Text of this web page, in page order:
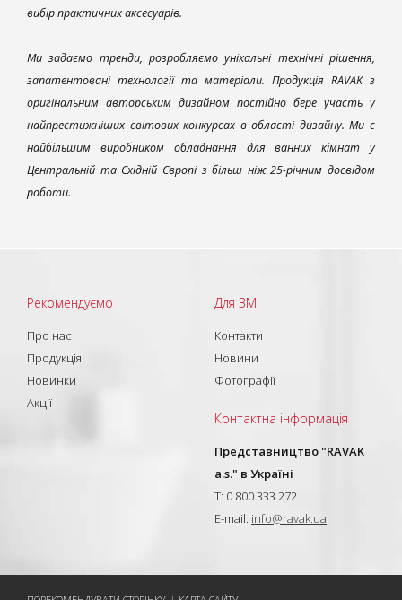
вибір практичних аксесуарів.
Ми задаємо тренди, розробляємо унікальні технічні рішення,
запатентовані технології та матеріали. Продукція RAVAK з
оригінальним авторським дизайном постійно бере участь у
найпрестижніших світових конкурсах в області дизайну. Ми є
найбільшим виробником обладнання для ванних кімнат у
Центральній та Східній Європі з більш ніж 25-річним досвідом
роботи.
Рекомендуємо
Про нас
Продукція
Новинки
Акції
Для ЗМІ
Контакти
Новини
Фотографії
Контактна інформація
Представництво "RAVAK
a.s." в Україні
T: 0 800 333 272
E-mail: info@ravak.ua